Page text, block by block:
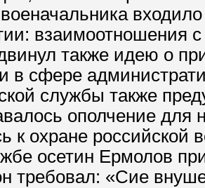
военачальника
взаимоотношения
также идею о
в сфере
службы также
ополчение для
к охране
осетин Ермолов
требовал: «Сие